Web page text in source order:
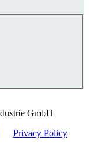
GmbH
Privacy Policy